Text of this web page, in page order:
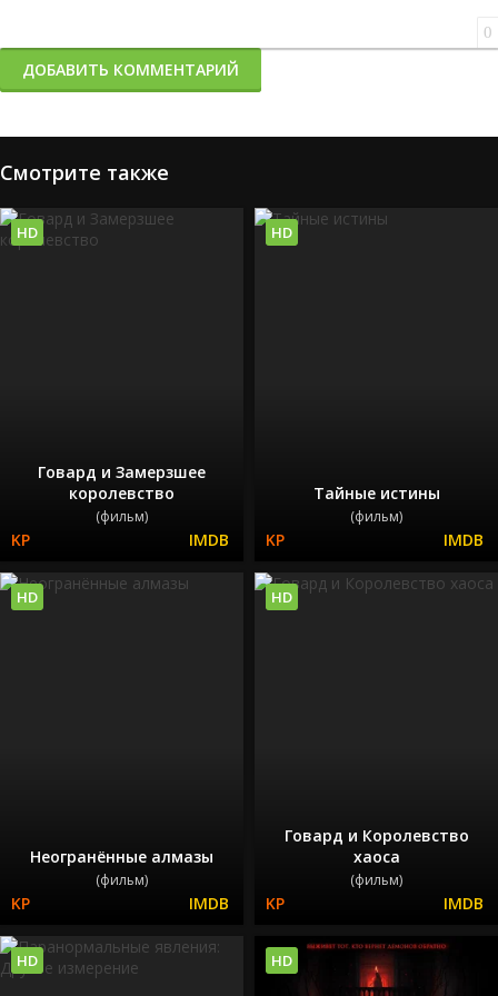
0
ДОБАВИТЬ КОММЕНТАРИЙ
Смотрите также
Говард и Замерзшее
королевство
(фильм)
HD
Тайные истины
(фильм)
HD
Неогранённые алмазы
(фильм)
HD
Говард и Королевство
хаоса
(фильм)
HD
HD HD